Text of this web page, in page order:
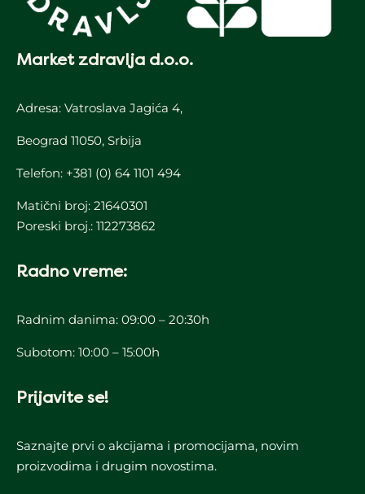
Market zdravlja d.o.o.
Adresa: Vatroslava Jagića 4,
Beograd 11050, Srbija
Telefon: +381 (0) 64 1101 494
Matični broj: 21640301
Poreski broj.: 112273862
Radno vreme:
Radnim danima: 09:00 – 20:30h
Subotom: 10:00 – 15:00h
Prijavite se!
Saznajte prvi o akcijama i promocijama, novim
proizvodima i drugim novostima.